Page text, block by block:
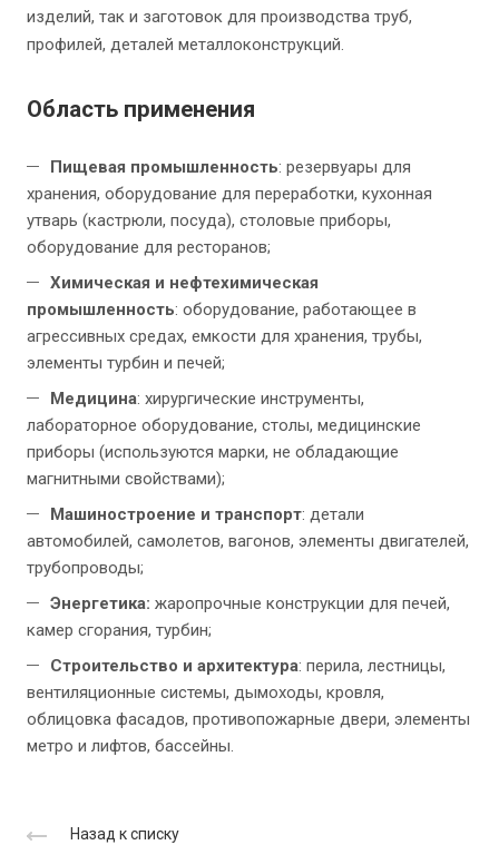
изделий, так и заготовок для производства труб,
профилей, деталей металлоконструкций.
Область применения
Пищевая промышленность: резервуары для
хранения, оборудование для переработки, кухонная
утварь (кастрюли, посуда), столовые приборы,
оборудование для ресторанов;
Химическая и нефтехимическая
промышленность: оборудование, работающее в
агрессивных средах, емкости для хранения, трубы,
элементы турбин и печей;
Медицина: хирургические инструменты,
лабораторное оборудование, столы, медицинские
приборы (используются марки, не обладающие
магнитными свойствами);
Машиностроение и транспорт: детали
автомобилей, самолетов, вагонов, элементы двигателей,
трубопроводы;
Энергетика: жаропрочные конструкции для печей,
камер сгорания, турбин;
Строительство и архитектура: перила, лестницы,
вентиляционные системы, дымоходы, кровля,
облицовка фасадов, противопожарные двери, элементы
метро и лифтов, бассейны.
Назад к списку